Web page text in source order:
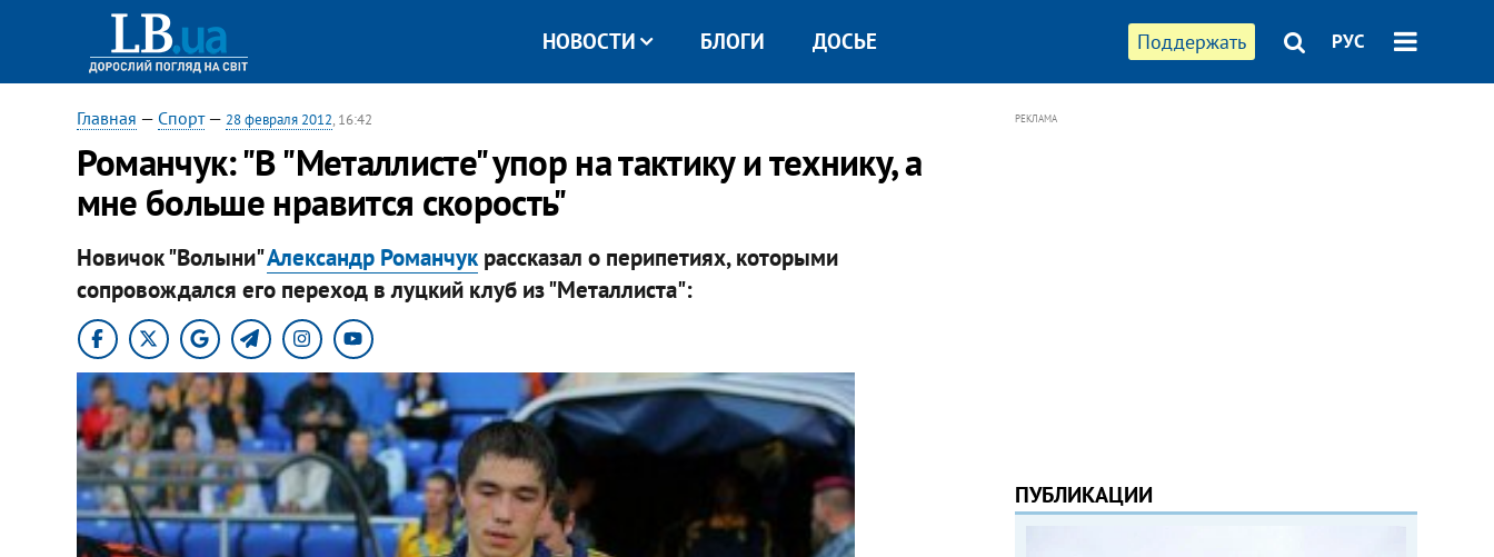
Поддержать РУС
НОВОСТИ БЛОГИ ДОСЬЕ
Главная — Спорт— 28 февраля 2012, 16:42
Романчук: "В "Металлисте" упор на тактику и технику, а
мне больше нравится скорость"
Новичок "Волыни"Александр Романчукрассказал о перипетиях, которыми
сопровождался его переход в луцкий клуб из "Металлиста":
РЕКЛАМА
ПУБЛИКАЦИИ